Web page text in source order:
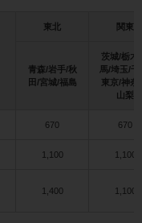
東北 関東
青森/岩手/秋
田/宮城/福島
茨城/栃木
馬/埼玉/千
東京/神奈
山梨
670 670
1,100 1,100
1,400 1,100